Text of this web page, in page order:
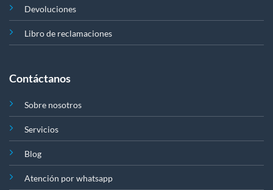
Devoluciones
Libro de reclamaciones
Contáctanos
Sobre nosotros
Servicios
Blog
Atención por whatsapp